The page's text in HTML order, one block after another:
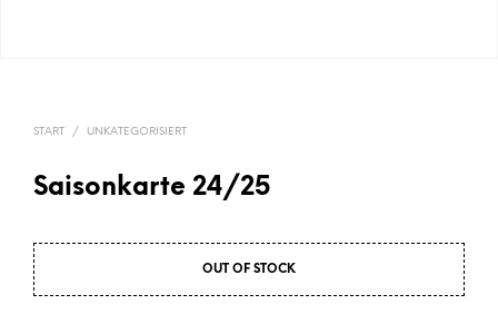
START / UNKATEGORISIERT
Saisonkarte 24/25
OUT OF STOCK